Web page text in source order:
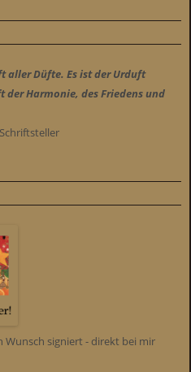
aller Düfte. Es ist der Urduft
der Harmonie, des Friedens und
Wunsch signiert - direkt bei mir